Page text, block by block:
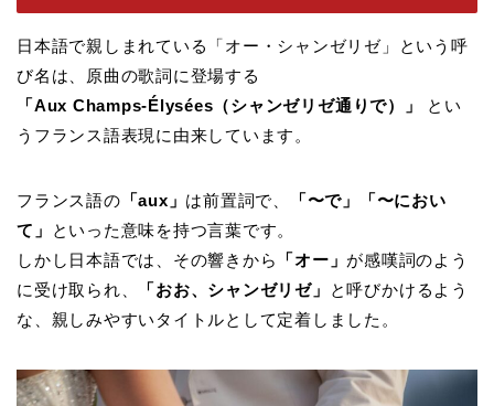
日本語で親しまれている「オー・シャンゼリゼ」という呼
び名は、原曲の歌詞に登場する
「Aux Champs-Élysées（シャンゼリゼ通りで）」
とい
うフランス語表現に由来しています。
フランス語の 「aux」 は前置詞で、
「〜で」「〜におい
て」
といった意味を持つ言葉です。
しかし日本語では、その響きから
「オー」 が感嘆詞のよう
に受け取られ、
「おお、シャンゼリゼ」
と呼びかけるよう
な、親しみやすいタイトルとして定着しました。